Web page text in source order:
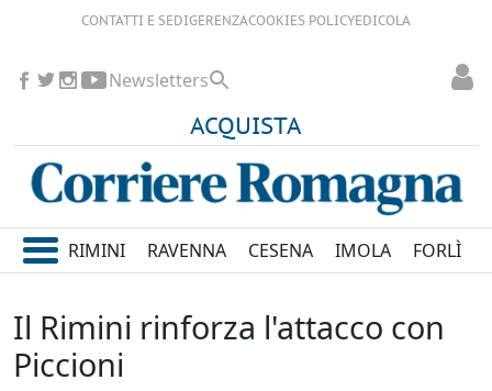
CONTATTI E SEDIGERENZACOOKIES POLICYEDICOLA
ACQUISTA
Newsletters
RIMINI RAVENNA CESENA IMOLA FORLÌ
Il Rimini rinforza l'attacco con
Piccioni